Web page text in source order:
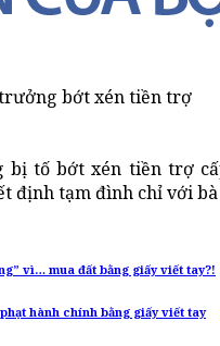
bớt xén tiền trợ
tố bớt xén tiền trợ
định tạm đình chỉ với bà
vì… mua đất bằng giấy viết tay?!
hành chính bằng giấy viết tay